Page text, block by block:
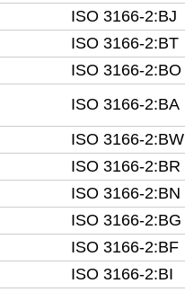
ISO 3166-2:BJ
ISO 3166-2:BT
ISO 3166-2:BO
ISO 3166-2:BA
ISO 3166-2:BW
ISO 3166-2:BR
ISO 3166-2:BN
ISO 3166-2:BG
ISO 3166-2:BF
ISO 3166-2:BI